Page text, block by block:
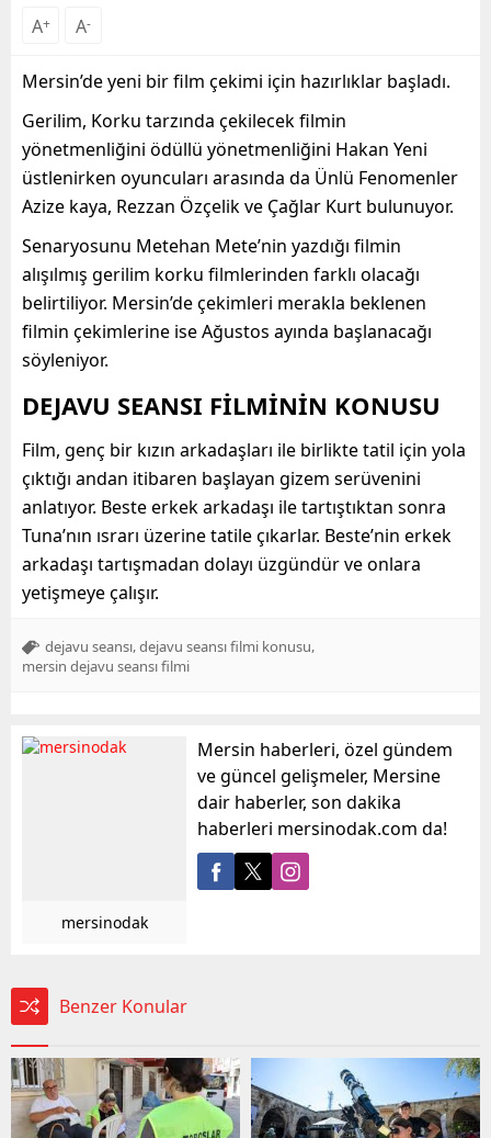
A+ A-
Mersin’de yeni bir film çekimi için hazırlıklar başladı.
Gerilim, Korku tarzında çekilecek filmin
yönetmenliğini ödüllü yönetmenliğini Hakan Yeni
üstlenirken oyuncuları arasında da Ünlü Fenomenler
Azize kaya, Rezzan Özçelik ve Çağlar Kurt bulunuyor.
Senaryosunu Metehan Mete’nin yazdığı filmin
alışılmış gerilim korku filmlerinden farklı olacağı
belirtiliyor. Mersin’de çekimleri merakla beklenen
filmin çekimlerine ise Ağustos ayında başlanacağı
söyleniyor.
DEJAVU SEANSI FİLMİNİN KONUSU
Film, genç bir kızın arkadaşları ile birlikte tatil için yola
çıktığı andan itibaren başlayan gizem serüvenini
anlatıyor. Beste erkek arkadaşı ile tartıştıktan sonra
Tuna’nın ısrarı üzerine tatile çıkarlar. Beste’nin erkek
arkadaşı tartışmadan dolayı üzgündür ve onlara
yetişmeye çalışır.
dejavu seansı dejavu seansı filmi konusu
mersin dejavu seansı filmi
mersinodak
Mersin haberleri, özel gündem
ve güncel gelişmeler, Mersine
dair haberler, son dakika
haberleri mersinodak.com da!
Benzer Konular